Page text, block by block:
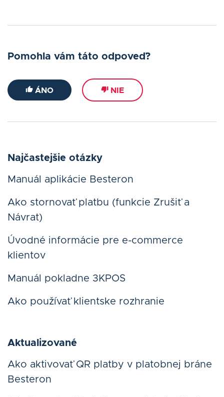
Pomohla vám táto odpoveď?
ÁNO NIE
Najčastejšie otázky
Manuál aplikácie Besteron
Ako stornovať platbu (funkcie Zrušiť a
Návrat)
Úvodné informácie pre e-commerce
klientov
Manuál pokladne 3KPOS
Ako používať klientske rozhranie
Aktualizované
Ako aktivovať QR platby v platobnej bráne
Besteron